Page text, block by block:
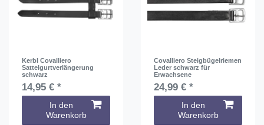
Kerbl Covalliero
Sattelgurtverlängerung
schwarz
14,95 € *
In den
Warenkorb
Covalliero Steigbügelriemen
Leder schwarz für
Erwachsene
24,99 € *
In den
Warenkorb